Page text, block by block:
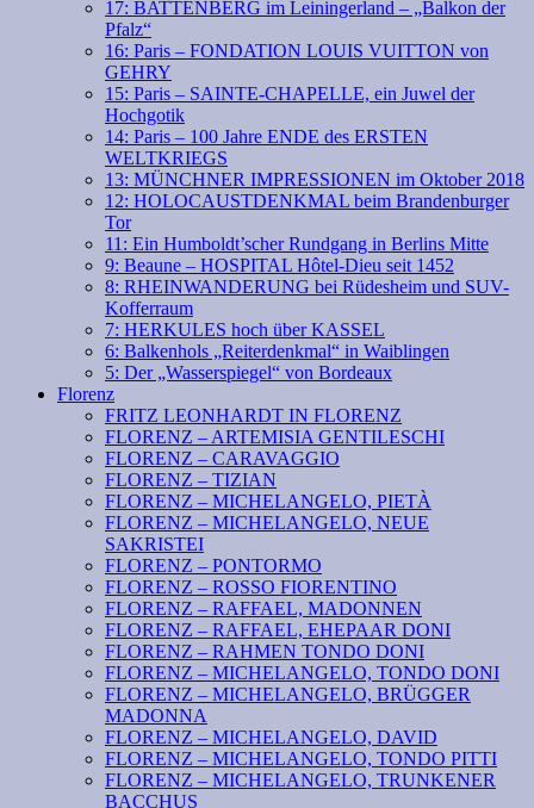
17: BATTENBERG im Leiningerland – „Balkon der
Pfalz“
16: Paris – FONDATION LOUIS VUITTON von
GEHRY
15: Paris – SAINTE-CHAPELLE, ein Juwel der
Hochgotik
14: Paris – 100 Jahre ENDE des ERSTEN
WELTKRIEGS
13: MÜNCHNER IMPRESSIONEN im Oktober 2018
12: HOLOCAUSTDENKMAL beim Brandenburger
Tor
11: Ein Humboldt’scher Rundgang in Berlins Mitte
9: Beaune – HOSPITAL Hôtel-Dieu seit 1452
8: RHEINWANDERUNG bei Rüdesheim und SUV-
Kofferraum
7: HERKULES hoch über KASSEL
6: Balkenhols „Reiterdenkmal“ in Waiblingen
5: Der „Wasserspiegel“ von Bordeaux
Florenz
FRITZ LEONHARDT IN FLORENZ
FLORENZ – ARTEMISIA GENTILESCHI
FLORENZ – CARAVAGGIO
FLORENZ – TIZIAN
FLORENZ – MICHELANGELO, PIETÀ
FLORENZ – MICHELANGELO, NEUE
SAKRISTEI
FLORENZ – PONTORMO
FLORENZ – ROSSO FIORENTINO
FLORENZ – RAFFAEL, MADONNEN
FLORENZ – RAFFAEL, EHEPAAR DONI
FLORENZ – RAHMEN TONDO DONI
FLORENZ – MICHELANGELO, TONDO DONI
FLORENZ – MICHELANGELO, BRÜGGER
MADONNA
FLORENZ – MICHELANGELO, DAVID
FLORENZ – MICHELANGELO, TONDO PITTI
FLORENZ – MICHELANGELO, TRUNKENER
BACCHUS